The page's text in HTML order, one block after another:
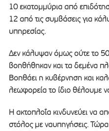
10 εκατομμύρια από
12 από τις συμβάσεις για
υπηρεσίας.
Δεν κάλυψαν όμως ούτε το
βοηθήθηκαν και τα δεμένα
Βοηθάει η κυβέρνηση και
λεωφορεία το ίδιο θέλουμε
Η ακτοπλοΐα κινδυνεύει να
στόλος με ναυπηγήσεις.